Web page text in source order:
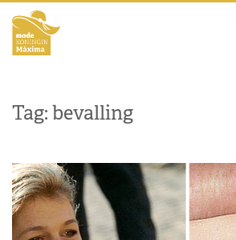
Tag: bevalling